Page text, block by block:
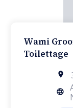
Wami
Toilettage